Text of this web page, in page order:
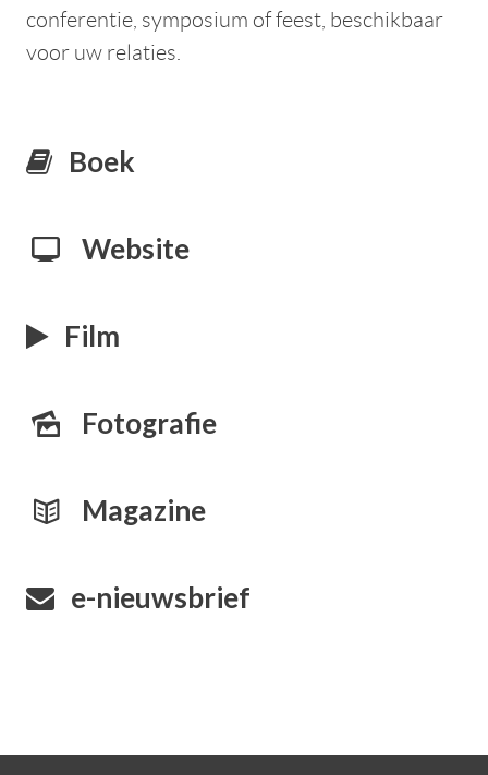
conferentie, symposium of feest, beschikbaar
voor uw relaties.
Boek
Website
Film
Fotografie
Magazine
e-nieuwsbrief